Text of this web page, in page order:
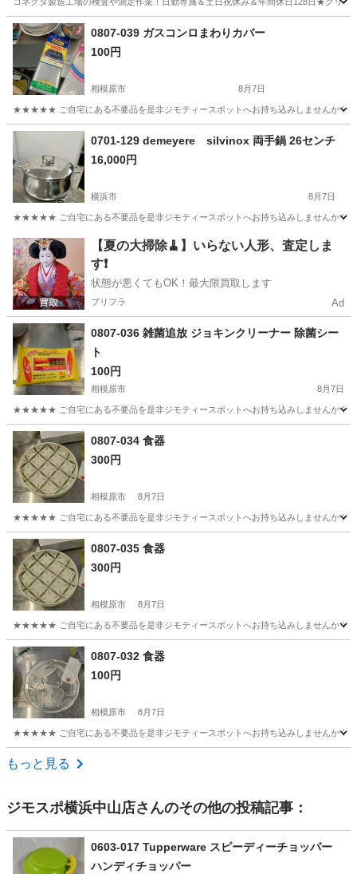
茨城 常陸大宮市0807-039 ガスコンロまわりカバー
100円
相模原市 8月7日
★★★★★ ご自宅にある不要品を是非ジモティースポットへお持ち込みしませんか？
神奈川 相模原市0701-129 demeyere silvinox 両手鍋 26センチ
16,000円
横浜市 8月7日
★★★★★ ご自宅にある不要品を是非ジモティースポットへお持ち込みしませんか？
神奈川 調理器具 手鍋
【夏の大掃除🧹】いらない人形、査定しま
す❗️
状態が悪くてもOK！最大限買取します
プリフラ Ad
0807-036 雑菌追放 ジョキンクリーナー 除菌シー
ト
100円
相模原市 8月7日
★★★★★ ご自宅にある不要品を是非ジモティースポットへお持ち込みしませんか？
神奈川 相模原市 家庭用品
0807-034 食器
300円
相模原市 8月7日
★★★★★ ご自宅にある不要品を是非ジモティースポットへお持ち込みしませんか？
神奈川 相模原市 現地
0807-035 食器
300円
相模原市 8月7日
★★★★★ ご自宅にある不要品を是非ジモティースポットへお持ち込みしませんか？
神奈川 相模原市 現地
0807-032 食器
100円
相模原市 8月7日
★★★★★ ご自宅にある不要品を是非ジモティースポットへお持ち込みしませんか？
神奈川 相模原市
もっと見る
ジモスポ横浜中山店さんのその他の投稿記事：
0603-017 Tupperware スピーディーチョッパー
ハンディチョッパー